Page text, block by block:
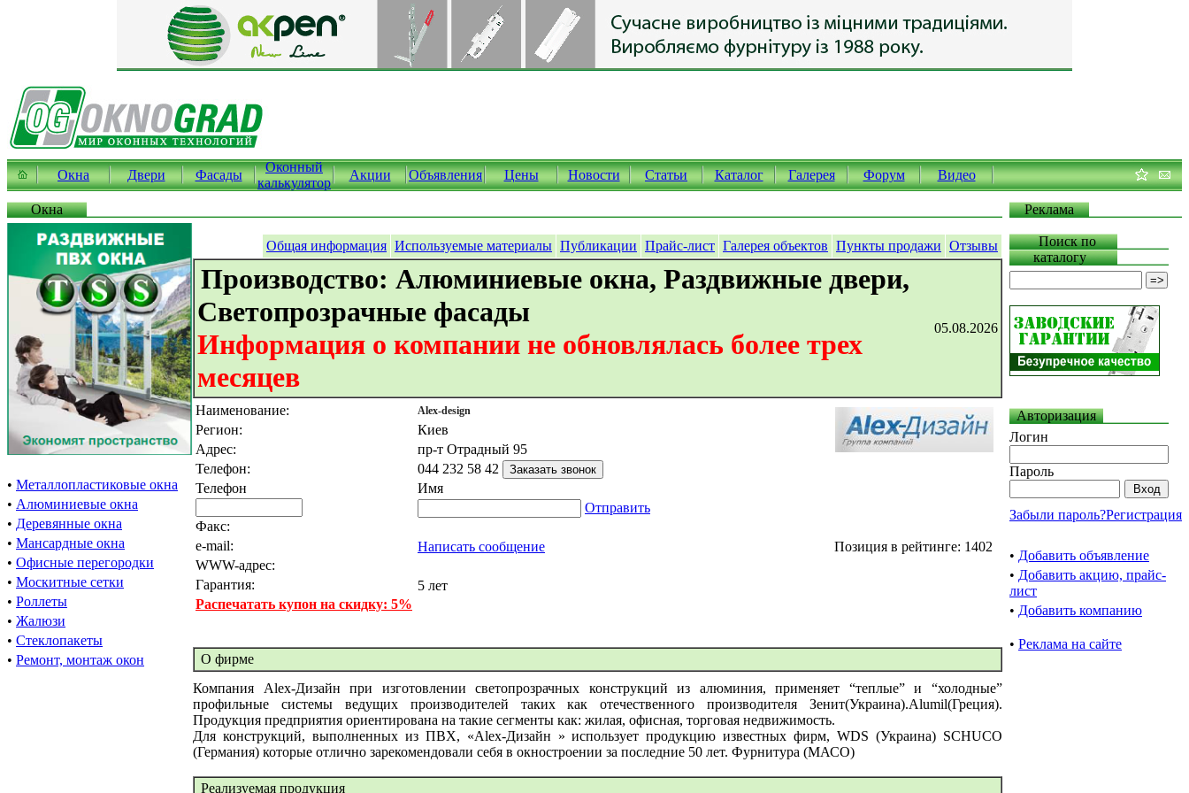
Окна Двери Фасады
Оконный
калькулятор
Акции Объявления Цены Новости Статьи Каталог Галерея Форум Видео
Окна Реклама
• Металлопластиковые окна
• Алюминиевые окна
• Деревянные окна
• Мансардные окна
• Офисные перегородки
• Москитные сетки
• Роллеты
• Жалюзи
• Стеклопакеты
• Ремонт, монтаж окон
Общая информация Используемые материалы Публикации Прайс-лист Галерея объектов Пункты продажи Отзывы
Производство: Алюминиевые окна, Раздвижные двери,
Светопрозрачные фасады
Информация о компании не обновлялась более трех
месяцев
05.08.2026
Наименование:
Регион:
Адрес:
Телефон:
Телефон
Факс:
e-mail:
WWW-адрес:
Гарантия:
Распечатать купон на скидку: 5%
Alex-design
Киев
пр-т Отрадный 95
044 232 58 42
Имя
Отправить
Написать сообщение
5 лет
Позиция в рейтинге: 1402
О фирме
Компания Аlex-Дизайн при изготовлении светопрозрачных конструкций из алюминия, применяет “теплые” и “холодные”
профильные системы ведущих производителей таких как отечественного производителя Зенит(Украина).Alumil(Греция).
Продукция предприятия ориентирована на такие сегменты как: жилая, офисная, торговая недвижимость.
Для конструкций, выполненных из ПВХ, «Аlex-Дизайн » использует продукцию известных фирм, WDS (Украина) SCHUCO
(Германия) которые отлично зарекомендовали себя в окностроении за последние 50 лет. Фурнитура (МАСО)
Реализуемая продукция
Поиск по
каталогу
Авторизация
Логин
Пароль
Забыли пароль?Регистрация
• Добавить объявление
• Добавить акцию, прайс-
лист
• Добавить компанию
• Реклама на сайте